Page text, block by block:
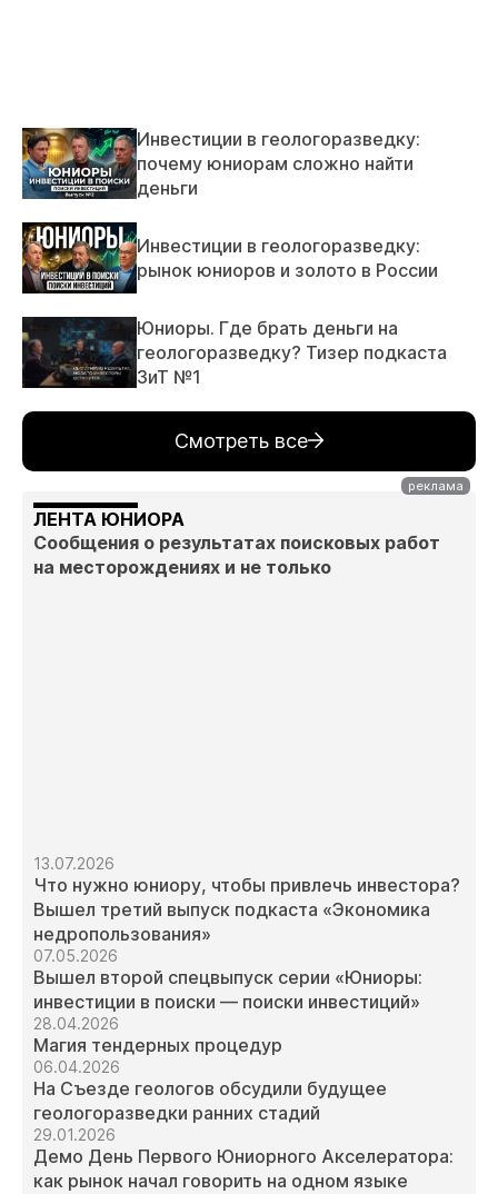
Инвестиции в геологоразведку:
почему юниорам сложно найти
деньги
Инвестиции в геологоразведку:
рынок юниоров и золото в России
Юниоры. Где брать деньги на
геологоразведку? Тизер подкаста
ЗиТ №1
Смотреть все
ЛЕНТА ЮНИОРА
Сообщения о результатах поисковых работ
на месторождениях и не только
13.07.2026
Что нужно юниору, чтобы привлечь инвестора?
Вышел третий выпуск подкаста «Экономика
недропользования»
07.05.2026
Вышел второй спецвыпуск серии «Юниоры:
инвестиции в поиски — поиски инвестиций»
28.04.2026
Магия тендерных процедур
06.04.2026
На Съезде геологов обсудили будущее
геологоразведки ранних стадий
29.01.2026
Демо День Первого Юниорного Акселератора:
как рынок начал говорить на одном языке